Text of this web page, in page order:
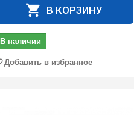
В КОРЗИНУ
В наличии
Добавить в избранное